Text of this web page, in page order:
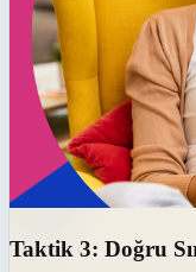
Taktik 3: Doğru